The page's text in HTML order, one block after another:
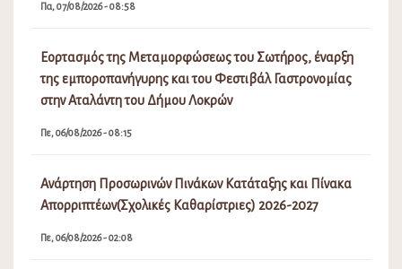
Πα, 07/08/2026 - 08:58
Εορτασμός της Μεταμορφώσεως του Σωτήρος, έναρξη
της εμποροπανήγυρης και του Φεστιβάλ Γαστρονομίας
στην Αταλάντη του Δήμου Λοκρών
Πε, 06/08/2026 - 08:15
Ανάρτηση Προσωρινών Πινάκων Κατάταξης και Πίνακα
Απορριπτέων(Σχολικές Καθαρίστριες) 2026-2027
Πε, 06/08/2026 - 02:08